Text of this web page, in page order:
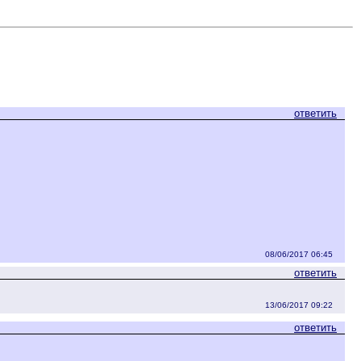
ответить
08/06/2017 06:45
ответить
13/06/2017 09:22
ответить